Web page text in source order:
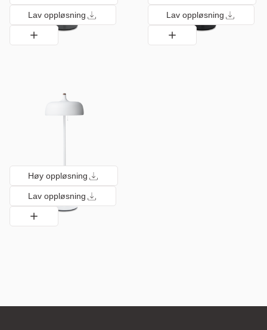
Lav oppløsning Lav oppløsning
Høy oppløsning
Lav oppløsning